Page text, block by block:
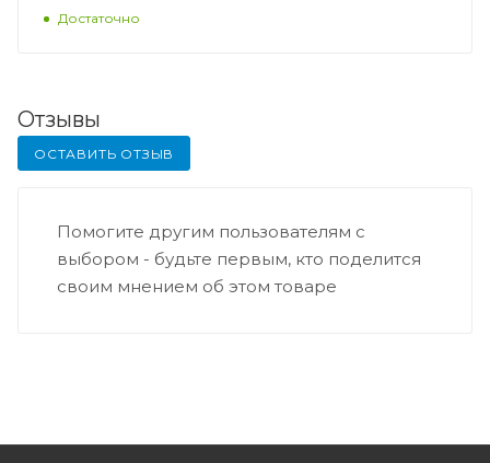
Достаточно
Отзывы
ОСТАВИТЬ ОТЗЫВ
Помогите другим пользователям с
выбором - будьте первым, кто поделится
своим мнением об этом товаре